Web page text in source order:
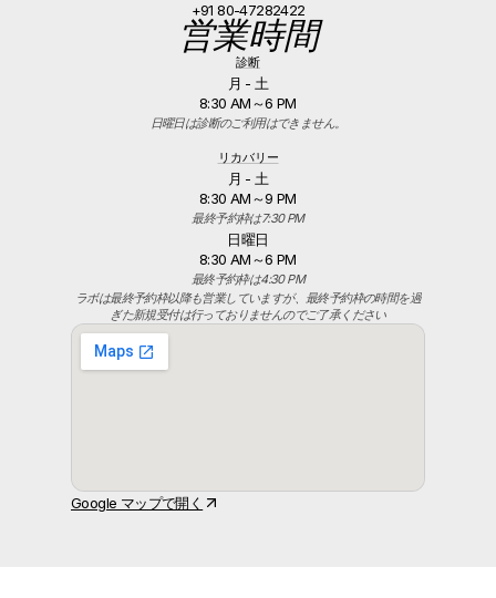
+91 80-47282422
営業時間
診断
月 - 土
8:30 AM～6 PM
日曜日は診断のご利用はできません。
リカバリー
月 - 土
8:30 AM～9 PM
最終予約枠は7:30 PM
日曜日
8:30 AM～6 PM
最終予約枠は4:30 PM
ラボは最終予約枠以降も営業していますが、最終予約枠の時間を過
ぎた新規受付は行っておりませんのでご了承ください
Google マップで開く